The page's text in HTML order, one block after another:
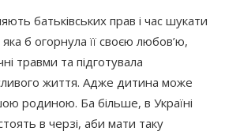
батьківських прав і час шукати
б огорнула її своєю любов’ю,
травми та підготувала
життя. Адже дитина може
родиною. Ба більше, в Україні
в черзі, аби мати таку